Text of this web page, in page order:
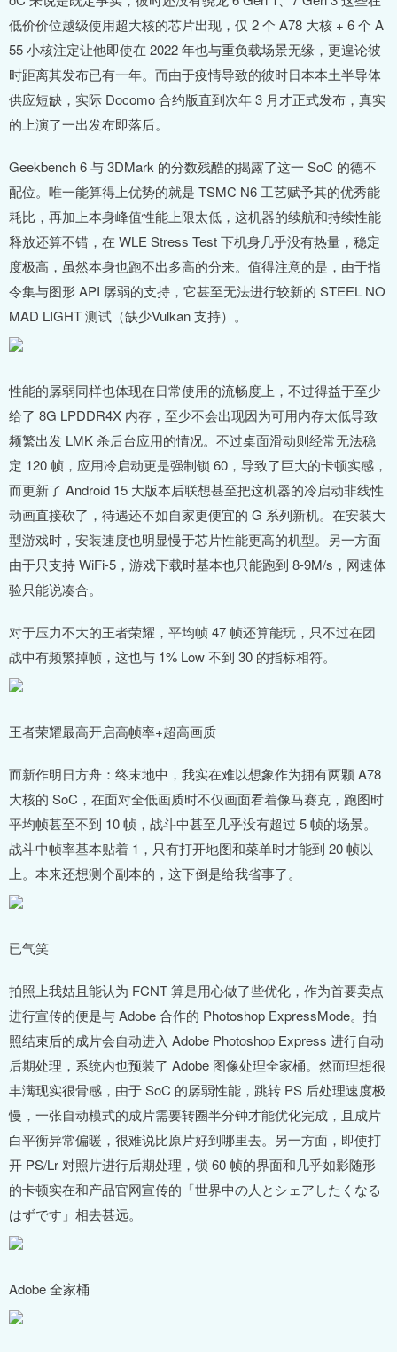
低价价位越级使用超大核的芯片出现，仅 2 个 A78 大核 + 6 个 A
55 小核注定让他即使在 2022 年也与重负载场景无缘，更遑论彼
时距离其发布已有一年。而由于疫情导致的彼时日本本土半导体
供应短缺，实际 Docomo 合约版直到次年 3 月才正式发布，真实
的上演了一出发布即落后。
Geekbench 6 与 3DMark 的分数残酷的揭露了这一 SoC 的德不
配位。唯一能算得上优势的就是 TSMC N6 工艺赋予其的优秀能
耗比，再加上本身峰值性能上限太低，这机器的续航和持续性能
释放还算不错，在 WLE Stress Test 下机身几乎没有热量，稳定
度极高，虽然本身也跑不出多高的分来。值得注意的是，由于指
令集与图形 API 孱弱的支持，它甚至无法进行较新的 STEEL NO
MAD LIGHT 测试（缺少Vulkan 支持）。
性能的孱弱同样也体现在日常使用的流畅度上，不过得益于至少
给了 8G LPDDR4X 内存，至少不会出现因为可用内存太低导致
频繁出发 LMK 杀后台应用的情况。不过桌面滑动则经常无法稳
定 120 帧，应用冷启动更是强制锁 60，导致了巨大的卡顿实感，
而更新了 Android 15 大版本后联想甚至把这机器的冷启动非线性
动画直接砍了，待遇还不如自家更便宜的 G 系列新机。在安装大
型游戏时，安装速度也明显慢于芯片性能更高的机型。另一方面
由于只支持 WiFi-5，游戏下载时基本也只能跑到 8-9M/s，网速体
验只能说凑合。
对于压力不大的王者荣耀，平均帧 47 帧还算能玩，只不过在团
战中有频繁掉帧，这也与 1% Low 不到 30 的指标相符。
王者荣耀最高开启高帧率+超高画质
而新作明日方舟：终末地中，我实在难以想象作为拥有两颗 A78
大核的 SoC，在面对全低画质时不仅画面看着像马赛克，跑图时
平均帧甚至不到 10 帧，战斗中甚至几乎没有超过 5 帧的场景。
战斗中帧率基本贴着 1，只有打开地图和菜单时才能到 20 帧以
上。本来还想测个副本的，这下倒是给我省事了。
已气笑
拍照上我姑且能认为 FCNT 算是用心做了些优化，作为首要卖点
进行宣传的便是与 Adobe 合作的 Photoshop ExpressMode。拍
照结束后的成片会自动进入 Adobe Photoshop Express 进行自动
后期处理，系统内也预装了 Adobe 图像处理全家桶。然而理想很
丰满现实很骨感，由于 SoC 的孱弱性能，跳转 PS 后处理速度极
慢，一张自动模式的成片需要转圈半分钟才能优化完成，且成片
白平衡异常偏暖，很难说比原片好到哪里去。另一方面，即使打
开 PS/Lr 对照片进行后期处理，锁 60 帧的界面和几乎如影随形
的卡顿实在和产品官网宣传的「世界中の人とシェアしたくなる
はずです」相去甚远。
Adobe 全家桶